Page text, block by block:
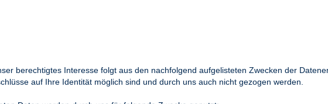
berechtigtes Interesse folgt aus den nachfolgend aufgelisteten Zwecken der
auf Ihre Identität möglich sind und durch uns auch nicht gezogen werden.